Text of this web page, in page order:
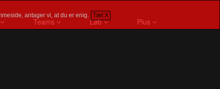
antager vi, at du er enig. Tæt X
Teams Løb Plus